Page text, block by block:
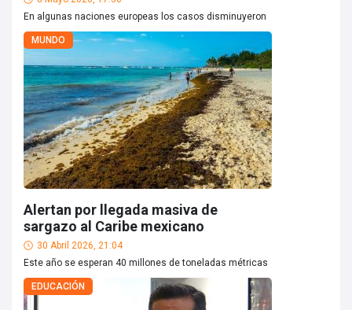
En algunas naciones europeas los casos disminuyeron
MUNDO
Alertan por llegada masiva de
sargazo al Caribe mexicano
30 Abril 2026, 21:04
Este año se esperan 40 millones de toneladas métricas
EDUCACIÓN